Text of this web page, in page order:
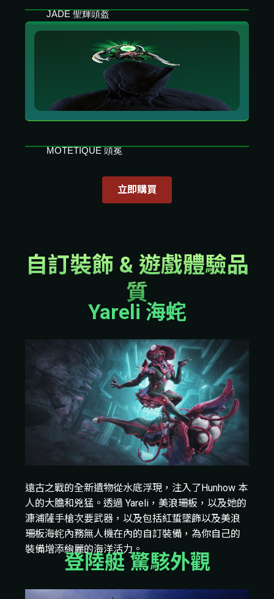
JADE 聖輝頭盔
奠定 Jade 的神聖本性
MOTETIQUE 頭冕
能讓你顯得更加體面。
立即購買
自訂裝飾 & 遊戲體驗品
質
Yareli 海䖳
遠古之戰的全新遺物從水底浮現，注入了Hunhow 本
人的大膽和兇猛。透過 Yareli，美浪珊板，以及她的
漮浦薩手槍次要武器，以及包括紅蜇墜飾以及美浪
珊板海䖳內務無人機在內的自訂裝備，為你自己的
裝備增添絢麗的海洋活力。
登陸艇 驚駭外觀